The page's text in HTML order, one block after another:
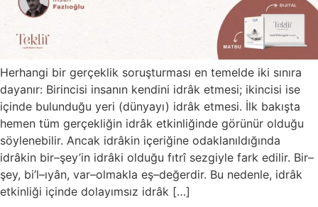
Herhangi bir gerçeklik soruşturması en temelde iki sınıra
dayanır: Birincisi insanın kendini idrâk etmesi; ikincisi ise
içinde bulunduğu yeri (dünyayı) idrâk etmesi. İlk bakışta
hemen tüm gerçekliğin idrâk etkinliğinde görünür olduğu
söylenebilir. Ancak idrâkin içeriğine odaklanıldığında
idrâkin bir–şey’in idrâki olduğu fıtrî sezgiyle fark edilir. Bir–
şey, bi’l–ıyân, var–olmakla eş–değerdir. Bu nedenle, idrâk
etkinliği içinde dolayımsız idrâk […]